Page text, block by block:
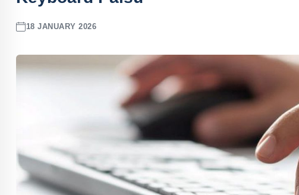
18 JANUARY 2026